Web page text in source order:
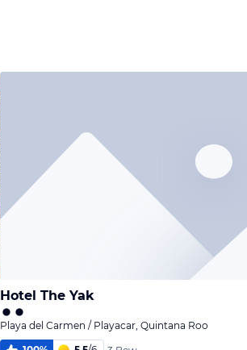
Hotel The Yak
Playa del Carmen / Playacar, Quintana Roo